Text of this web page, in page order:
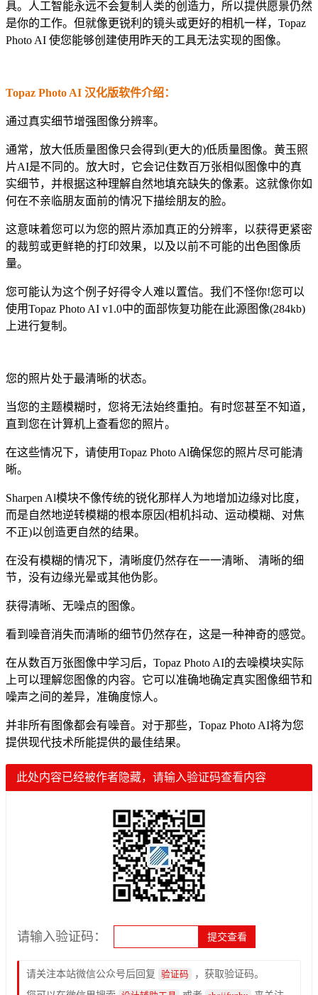
具。人工智能永远不会复制人类的创造力，所以提供愿景仍然
是你的工作。但就像更锐利的镜头或更好的相机一样，Topaz
Photo AI 使您能够创建使用昨天的工具无法实现的图像。
Topaz Photo AI 汉化版软件介绍：
通过真实细节增强图像分辨率。
通常，放大低质量图像只会得到(更大的)低质量图像。黄玉照
片AI是不同的。放大时，它会记住数百万张相似图像中的真
实细节，并根据这种理解自然地填充缺失的像素。这就像你如
何在不亲临朋友面前的情况下描绘朋友的脸。
这意味着您可以为您的照片添加真正的分辨率，以获得更紧密
的裁剪或更鲜艳的打印效果，以及以前不可能的出色图像质
量。
您可能认为这个例子好得令人难以置信。我们不怪你!您可以
使用Topaz Photo AI v1.0中的面部恢复功能在此源图像(284kb)
上进行复制。
您的照片处于最清晰的状态。
当您的主题模糊时，您将无法始终重拍。有时您甚至不知道，
直到您在计算机上查看您的照片。
在这些情况下，请使用Topaz Photo Al确保您的照片尽可能清
晰。
Sharpen Al模块不像传统的锐化那样人为地增加边缘对比度，
而是自然地逆转模糊的根本原因(相机抖动、运动模糊、对焦
不正)以创造更自然的结果。
在没有模糊的情况下，清晰度仍然存在一一清晰、 清晰的细
节，没有边缘光晕或其他伪影。
获得清晰、无噪点的图像。
看到噪音消失而清晰的细节仍然存在，这是一种神奇的感觉。
在从数百万张图像中学习后，Topaz Photo AI的去噪模块实际
上可以理解您图像的内容。它可以准确地确定真实图像细节和
噪声之间的差异，准确度惊人。
并非所有图像都会有噪音。对于那些，Topaz Photo AI将为您
提供现代技术所能提供的最佳结果。
此处内容已经被作者隐藏，请输入验证码查看内容
请输入验证码：
请关注本站微信公众号后回复 验证码
，获取验证码。